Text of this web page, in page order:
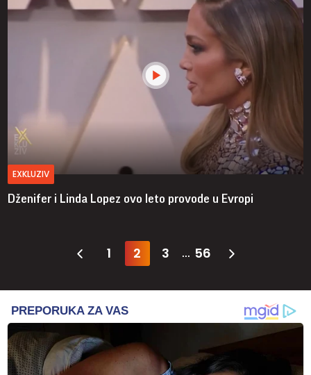
EXKLUZIV
Dženifer i Linda Lopez ovo leto provode u Evropi
1 2 3 ... 56